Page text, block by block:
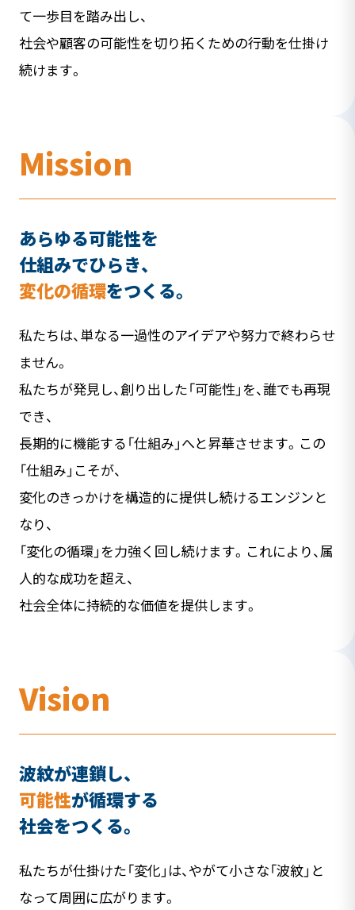
て一歩目を踏み出し、
社会や顧客の可能性を切り拓くための行動を仕掛け
続けます。
Mission
あらゆる可能性を
仕組みでひらき、
変化の循環をつくる。
私たちは、単なる一過性のアイデアや努力で終わらせ
ません。
私たちが発見し、創り出した「可能性」を、誰でも再現
でき、
長期的に機能する「仕組み」へと昇華させます。この
「仕組み」こそが、
変化のきっかけを構造的に提供し続けるエンジンと
なり、
「変化の循環」を力強く回し続けます。これにより、属
人的な成功を超え、
社会全体に持続的な価値を提供します。
Vision
波紋が連鎖し、
可能性が循環する
社会をつくる。
私たちが仕掛けた「変化」は、やがて小さな「波紋」と
なって周囲に広がります。